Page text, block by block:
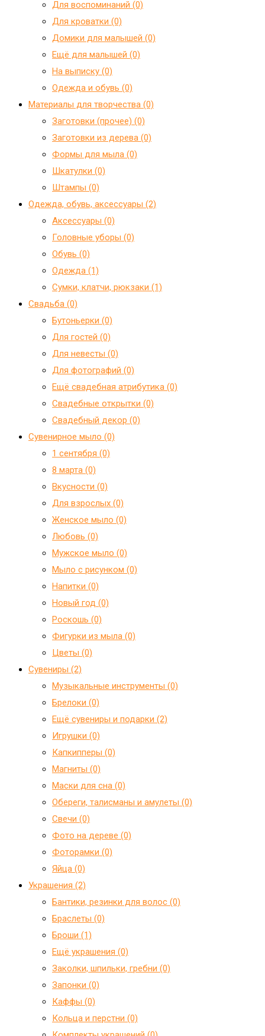
Для воспоминаний (0)
Для кроватки (0)
Домики для малышей (0)
Ещё для малышей (0)
На выписку (0)
Одежда и обувь (0)
Материалы для творчества (0)
Заготовки (прочее) (0)
Заготовки из дерева (0)
Формы для мыла (0)
Шкатулки (0)
Штампы (0)
Одежда, обувь, аксессуары (2)
Аксессуары (0)
Головные уборы (0)
Обувь (0)
Одежда (1)
Сумки, клатчи, рюкзаки (1)
Свадьба (0)
Бутоньерки (0)
Для гостей (0)
Для невесты (0)
Для фотографий (0)
Ещё свадебная атрибутика (0)
Свадебные открытки (0)
Свадебный декор (0)
Сувенирное мыло (0)
1 сентября (0)
8 марта (0)
Вкусности (0)
Для взрослых (0)
Женское мыло (0)
Любовь (0)
Мужское мыло (0)
Мыло с рисунком (0)
Напитки (0)
Новый год (0)
Роскошь (0)
Фигурки из мыла (0)
Цветы (0)
Сувениры (2)
Mузыкальные инструменты (0)
Брелоки (0)
Ещё сувениры и подарки (2)
Игрушки (0)
Капкипперы (0)
Магниты (0)
Маски для сна (0)
Обереги, талисманы и амулеты (0)
Свечи (0)
Фото на дереве (0)
Фоторамки (0)
Яйца (0)
Украшения (2)
Бантики, резинки для волос (0)
Браслеты (0)
Броши (1)
Ещё украшения (0)
Заколки, шпильки, гребни (0)
Запонки (0)
Каффы (0)
Кольца и перстни (0)